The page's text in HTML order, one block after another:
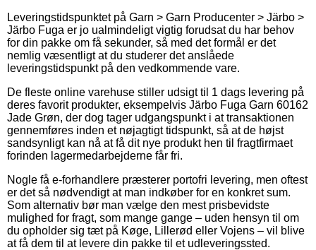
Leveringstidspunktet på Garn > Garn Producenter > Järbo >
Järbo Fuga er jo ualmindeligt vigtig forudsat du har behov
for din pakke om få sekunder, så med det formål er det
nemlig væsentligt at du studerer det anslåede
leveringstidspunkt på den vedkommende vare.
De fleste online varehuse stiller udsigt til 1 dags levering på
deres favorit produkter, eksempelvis Järbo Fuga Garn 60162
Jade Grøn, der dog tager udgangspunkt i at transaktionen
gennemføres inden et nøjagtigt tidspunkt, så at de højst
sandsynligt kan nå at få dit nye produkt hen til fragtfirmaet
forinden lagermedarbejderne får fri.
Nogle få e-forhandlere præsterer portofri levering, men oftest
er det så nødvendigt at man indkøber for en konkret sum.
Som alternativ bør man vælge den mest prisbevidste
mulighed for fragt, som mange gange – uden hensyn til om
du opholder sig tæt på Køge, Lillerød eller Vojens – vil blive
at få dem til at levere din pakke til et udleveringssted.